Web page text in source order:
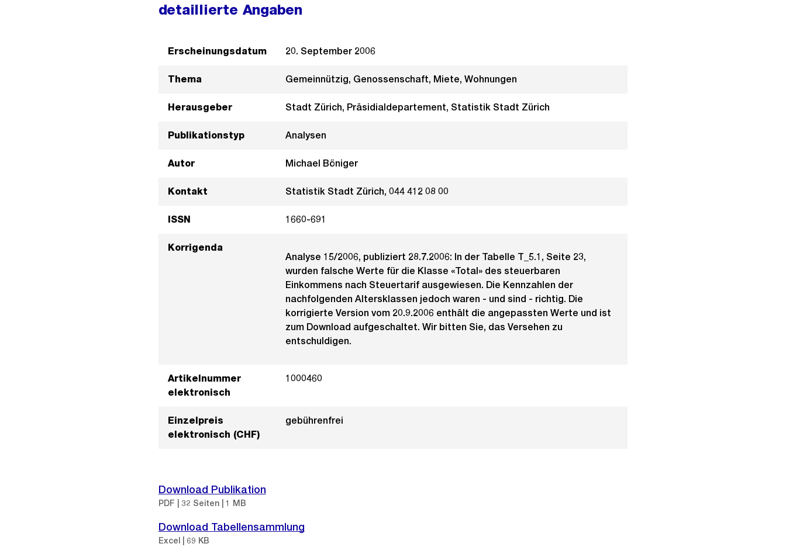
detaillierte Angaben
Erscheinungsdatum 20. September 2006
Thema Gemeinnützig, Genossenschaft, Miete, Wohnungen
Herausgeber Stadt Zürich, Präsidialdepartement, Statistik Stadt Zürich
Publikationstyp Analysen
Autor Michael Böniger
Kontakt Statistik Stadt Zürich, 044 412 08 00
ISSN 1660-691
Korrigenda
Analyse 15/2006, publiziert 28.7.2006: In der Tabelle T_5.1, Seite 23,
wurden falsche Werte für die Klasse «Total» des steuerbaren
Einkommens nach Steuertarif ausgewiesen. Die Kennzahlen der
nachfolgenden Altersklassen jedoch waren - und sind - richtig. Die
korrigierte Version vom 20.9.2006 enthält die angepassten Werte und ist
zum Download aufgeschaltet. Wir bitten Sie, das Versehen zu
entschuldigen.
Artikelnummer
elektronisch
1000460
Einzelpreis
elektronisch (CHF)
gebührenfrei
Download Publikation
PDF | 32 Seiten | 1 MB
Download Tabellensammlung
Excel | 69 KB